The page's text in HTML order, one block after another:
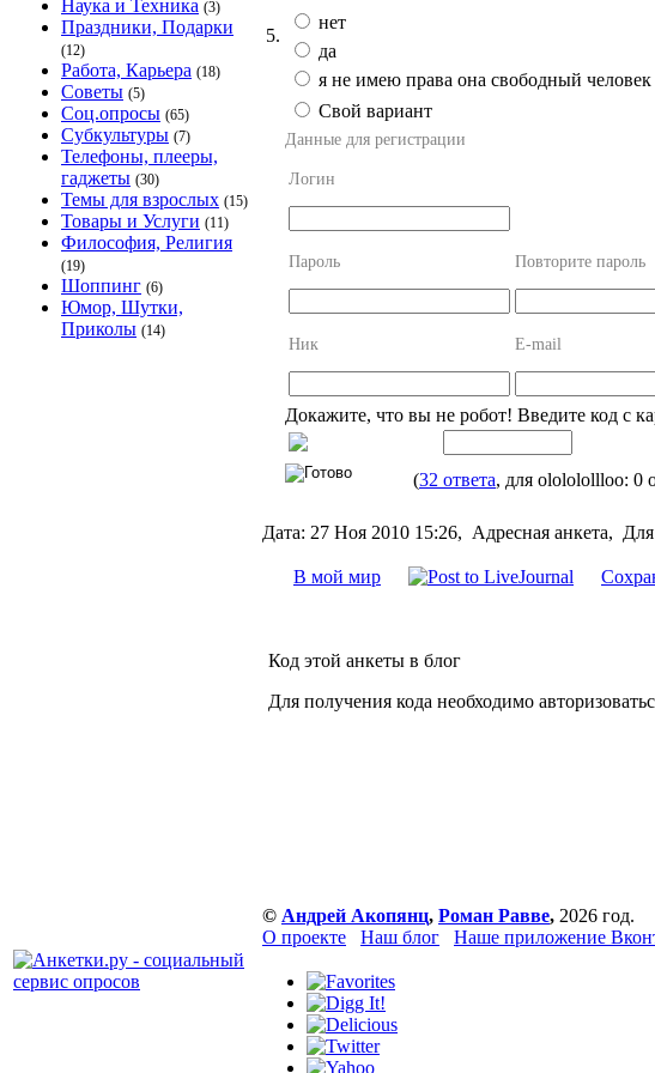
Наука и Техника (3)
Праздники, Подарки
(12)
Работа, Карьера (18)
Советы (5)
Соц.опросы (65)
Субкультуры (7)
Телефоны, плееры,
гаджеты (30)
Темы для взрослых (15)
Товары и Услуги (11)
Философия, Религия
(19)
Шоппинг (6)
Юмор, Шутки,
Приколы (14)
5.
нет
да
я не имею права она свободный человек
Свой вариант
Данные для регистрации
Логин
Пароль Повторите пароль
Ник E-mail
Докажите, что вы не робот! Введите код с
(32 ответа, для olololollloo: 0
Дата: 27 Ноя 2010 15:26, Адресная анкета,
В мой мир
Код этой анкеты в блог
Для получения кода необходимо
© Андрей Акопянц, Роман Равве, 2026 год.
О проекте
Наш блог Наше приложение